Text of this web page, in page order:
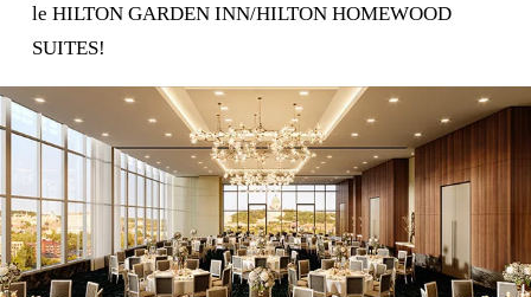
le HILTON GARDEN INN/HILTON HOMEWOOD
SUITES!